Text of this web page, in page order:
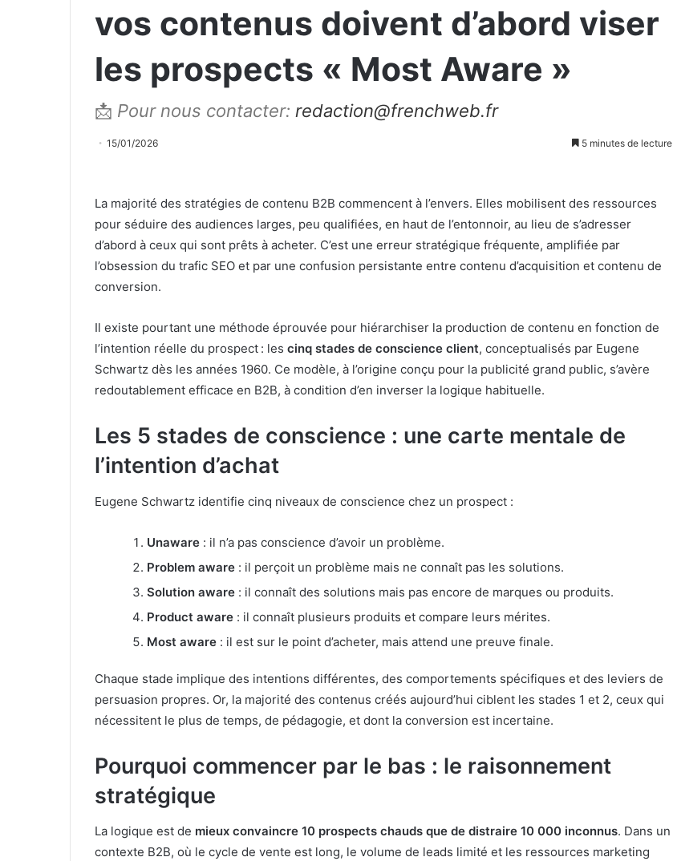
vos contenus doivent d’abord viser
les prospects « Most Aware »
📩 Pour nous contacter: redaction@frenchweb.fr
15/01/2026 5 minutes de lecture
La majorité des stratégies de contenu B2B commencent à l’envers. Elles mobilisent des ressources
pour séduire des audiences larges, peu qualifiées, en haut de l’entonnoir, au lieu de s’adresser
d’abord à ceux qui sont prêts à acheter. C’est une erreur stratégique fréquente, amplifiée par
l’obsession du trafic SEO et par une confusion persistante entre contenu d’acquisition et contenu de
conversion.
Il existe pourtant une méthode éprouvée pour hiérarchiser la production de contenu en fonction de
l’intention réelle du prospect : les cinq stades de conscience client, conceptualisés par Eugene
Schwartz dès les années 1960. Ce modèle, à l’origine conçu pour la publicité grand public, s’avère
redoutablement efficace en B2B, à condition d’en inverser la logique habituelle.
Les 5 stades de conscience : une carte mentale de
l’intention d’achat
Eugene Schwartz identifie cinq niveaux de conscience chez un prospect :
Unaware : il n’a pas conscience d’avoir un problème.
Problem aware : il perçoit un problème mais ne connaît pas les solutions.
Solution aware : il connaît des solutions mais pas encore de marques ou produits.
Product aware : il connaît plusieurs produits et compare leurs mérites.
Most aware : il est sur le point d’acheter, mais attend une preuve finale.
Chaque stade implique des intentions différentes, des comportements spécifiques et des leviers de
persuasion propres. Or, la majorité des contenus créés aujourd’hui ciblent les stades 1 et 2, ceux qui
nécessitent le plus de temps, de pédagogie, et dont la conversion est incertaine.
Pourquoi commencer par le bas : le raisonnement
stratégique
La logique est de mieux convaincre 10 prospects chauds que de distraire 10 000 inconnus. Dans un
contexte B2B, où le cycle de vente est long, le volume de leads limité et les ressources marketing